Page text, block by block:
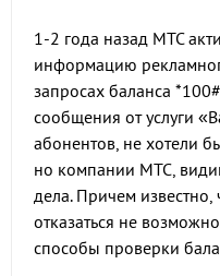
1-2 года назад МТС
информацию
запросах баланса
сообщения от услуги
абонентов, не хотели
но компании МТС,
дела. Причем известно,
отказаться не
способы проверки